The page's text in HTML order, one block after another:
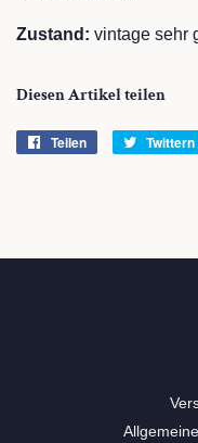
Zustand: vintage sehr
Diesen Artikel teilen
Teilen Twittern